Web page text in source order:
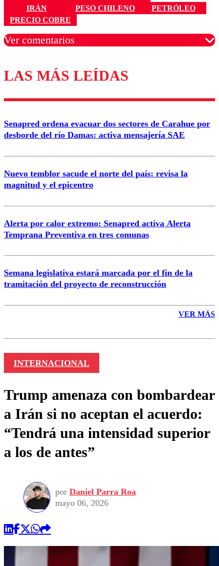
IRÁN
PESO CHILENO
PETRÓLEO
PRECIO COBRE
Ver comentarios
Los comentarios son moderados para garantizar un
diálogo respetuoso.
Correo
LAS MÁS LEÍDAS
Senapred ordena evacuar dos sectores de Carahue por
desborde del río Damas: activa mensajería SAE
Nuevo temblor sacude el norte del país: revisa la
magnitud y el epicentro
Alerta por calor extremo: Senapred activa Alerta
Temprana Preventiva en tres comunas
Semana legislativa estará marcada por el fin de la
tramitación del proyecto de reconstrucción
VER MÁS
INTERNACIONAL
Trump amenaza con bombardear
a Irán si no aceptan el acuerdo:
“Tendrá una intensidad superior
a los de antes”
por Daniel Parra Roa
mayo 06, 2026